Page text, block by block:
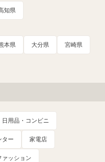
知県
本県 大分県 宮崎県
用品・コンビニ
ター 家電店
ァッション